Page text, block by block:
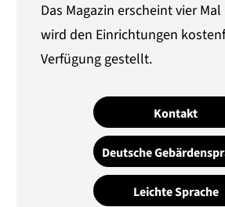
Das Magazin erscheint vier
wird den Einrichtungen
Verfügung gestellt.
Kontakt
Deutsche
Leichte Sprache